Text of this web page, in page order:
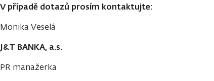
V případě dotazů prosím kontaktujte:
Monika Veselá
J&T BANKA, a.s.
PR manažerka